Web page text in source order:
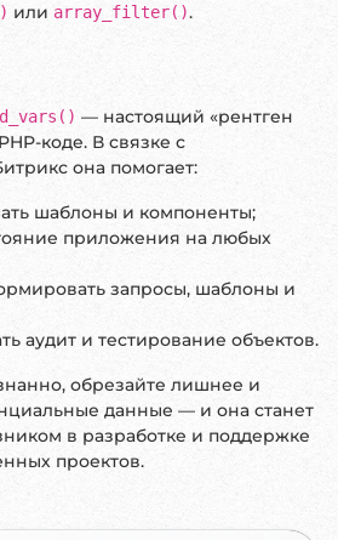
или array_filter().
— настоящий «рентген
коде. В связке с
она помогает:
шаблоны и компоненты;
приложения на любых
запросы, шаблоны и
аудит и тестирование объектов.
обрезайте лишнее и
данные — и она станет
в разработке и поддержке
проектов.